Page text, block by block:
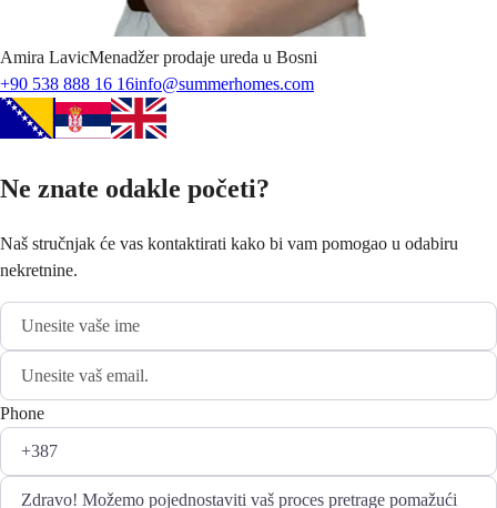
Amira LavicMenadžer prodaje ureda u Bosni
+90 538 888 16 16info@summerhomes.com
Ne znate odakle početi?
Naš stručnjak će vas kontaktirati kako bi vam pomogao u odabiru
nekretnine.
Phone